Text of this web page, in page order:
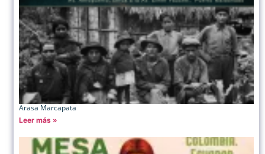
Arasa Marcapata
Leer más »